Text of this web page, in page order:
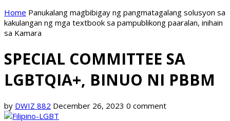
Home Panukalang magbibigay ng pangmatagalang solusyon sa
kakulangan ng mga textbook sa pampublikong paaralan, inihain
sa Kamara
SPECIAL COMMITTEE SA
LGBTQIA+, BINUO NI PBBM
by DWIZ 882 December 26, 2023 0 comment